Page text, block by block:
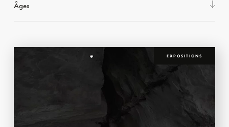
Âges
EXPOSITIONS